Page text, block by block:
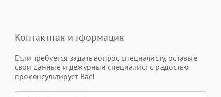
Контактная информация
Если требуется задать вопрос специалисту, оставьте
свои данные и дежурный специалист с радостью
проконсультирует Вас!